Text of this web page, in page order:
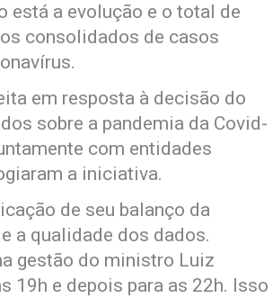
está a evolução e o total de
consolidados de casos
em resposta à decisão do
sobre a pandemia da Covid-
com entidades
a iniciativa.
de seu balanço da
a qualidade dos dados.
gestão do ministro Luiz
19h e depois para as 22h. Isso